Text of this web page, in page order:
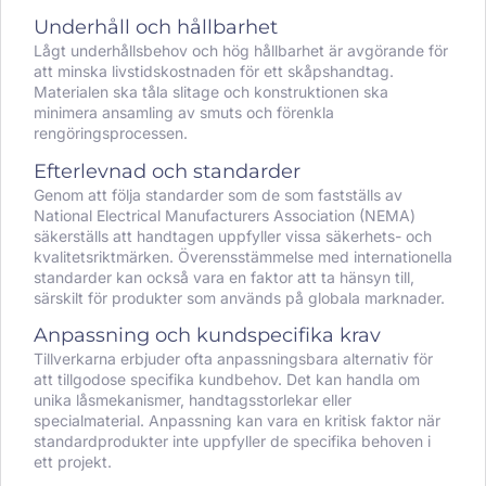
Underhåll och hållbarhet
Lågt underhållsbehov och hög hållbarhet är avgörande för
att minska livstidskostnaden för ett skåpshandtag.
Materialen ska tåla slitage och konstruktionen ska
minimera ansamling av smuts och förenkla
rengöringsprocessen.
Efterlevnad och standarder
Genom att följa standarder som de som fastställs av
National Electrical Manufacturers Association (NEMA)
säkerställs att handtagen uppfyller vissa säkerhets- och
kvalitetsriktmärken. Överensstämmelse med internationella
standarder kan också vara en faktor att ta hänsyn till,
särskilt för produkter som används på globala marknader.
Anpassning och kundspecifika krav
Tillverkarna erbjuder ofta anpassningsbara alternativ för
att tillgodose specifika kundbehov. Det kan handla om
unika låsmekanismer, handtagsstorlekar eller
specialmaterial. Anpassning kan vara en kritisk faktor när
standardprodukter inte uppfyller de specifika behoven i
ett projekt.